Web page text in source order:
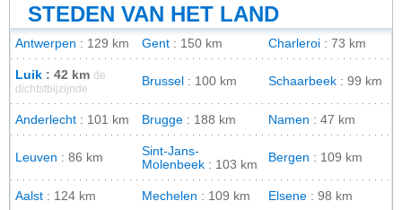
STEDEN VAN HET LAND
Antwerpen : 129 km Gent : 150 km Charleroi : 73 km
Luik : 42 km de
dichtstbijzijnde
Brussel : 100 km Schaarbeek : 99 km
Anderlecht : 101 km Brugge : 188 km Namen : 47 km
Leuven : 86 km
Sint-Jans-
Molenbeek : 103 km
Bergen : 109 km
Aalst : 124 km Mechelen : 109 km Elsene : 98 km